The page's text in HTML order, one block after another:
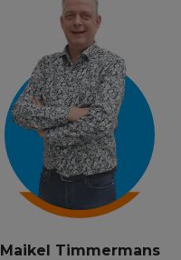
Maikel Timmermans